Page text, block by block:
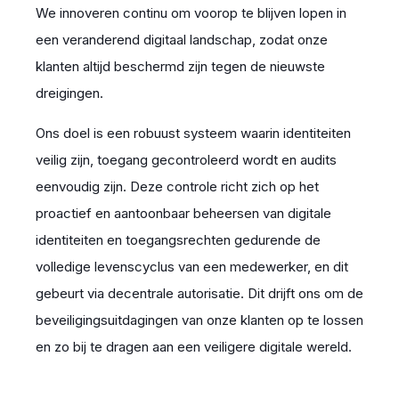
We innoveren continu om voorop te blijven lopen in
een veranderend digitaal landschap, zodat onze
klanten altijd beschermd zijn tegen de nieuwste
dreigingen.
Ons doel is een robuust systeem waarin identiteiten
veilig zijn, toegang gecontroleerd wordt en audits
eenvoudig zijn. Deze controle richt zich op het
proactief en aantoonbaar beheersen van digitale
identiteiten en toegangsrechten gedurende de
volledige levenscyclus van een medewerker, en dit
gebeurt via decentrale autorisatie. Dit drijft ons om de
beveiligingsuitdagingen van onze klanten op te lossen
en zo bij te dragen aan een veiligere digitale wereld.